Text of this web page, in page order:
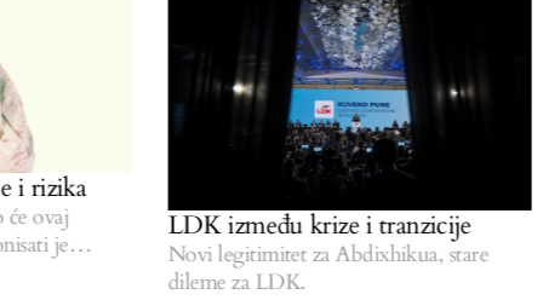
i rizika
ovaj
je
LDK između krize i tranzicije
Novi legitimitet za Abdixhikua, stare
dileme za LDK.